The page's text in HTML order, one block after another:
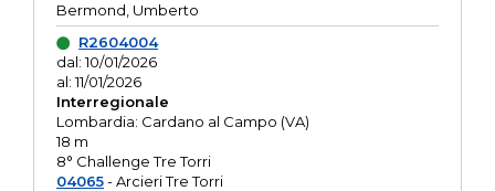
Bermond, Umberto
R2604004
dal: 10/01/2026
al: 11/01/2026
Interregionale
Lombardia: Cardano al Campo (VA)
18 m
8° Challenge Tre Torri
04065- Arcieri Tre Torri